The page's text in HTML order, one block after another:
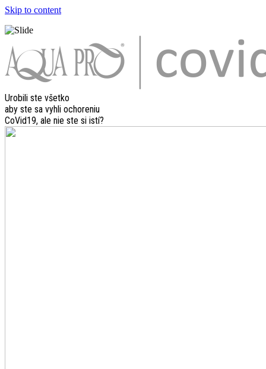
Skip to content
Urobili ste všetko
aby ste sa vyhli ochoreniu
CoVid19, ale nie ste si istí?